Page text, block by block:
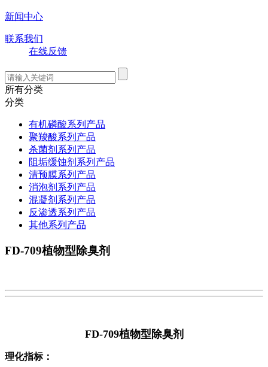
新闻中心
联系我们
在线反馈
所有分类
分类
有机磷酸系列产品
聚羧酸系列产品
杀菌剂系列产品
阻垢缓蚀剂系列产品
清预膜系列产品
消泡剂系列产品
混凝剂系列产品
反渗透系列产品
其他系列产品
FD-709植物型除臭剂
FD-709植物型除臭剂
理化指标：